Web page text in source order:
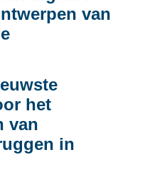
van
het
van
in